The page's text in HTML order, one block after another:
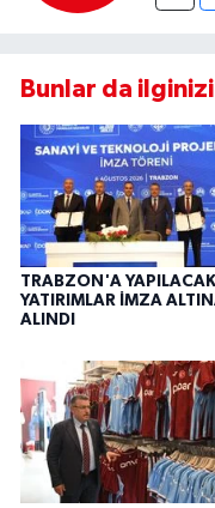
Bunlar da
TRABZON'A YAPILACAK
YATIRIMLAR İMZA
ALINDI